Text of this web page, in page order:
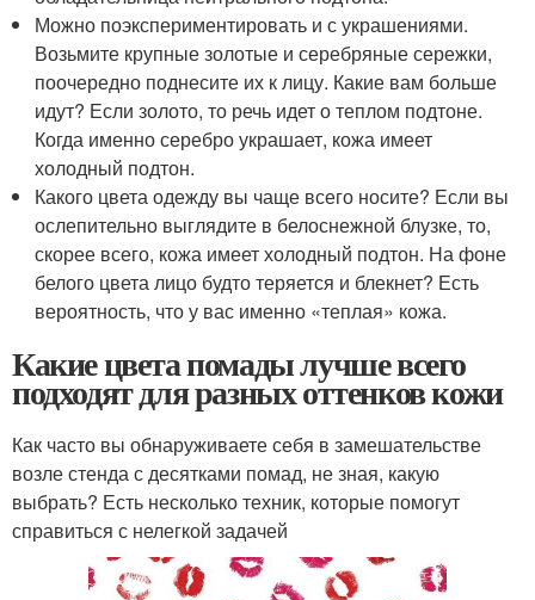
Можно поэкспериментировать и с украшениями.
Возьмите крупные золотые и серебряные сережки,
поочередно поднесите их к лицу. Какие вам больше
идут? Если золото, то речь идет о теплом подтоне.
Когда именно серебро украшает, кожа имеет
холодный подтон.
Какого цвета одежду вы чаще всего носите? Если вы
ослепительно выглядите в белоснежной блузке, то,
скорее всего, кожа имеет холодный подтон. На фоне
белого цвета лицо будто теряется и блекнет? Есть
вероятность, что у вас именно «теплая» кожа.
Какие цвета помады лучше всего
подходят для разных оттенков кожи
Как часто вы обнаруживаете себя в замешательстве
возле стенда с десятками помад, не зная, какую
выбрать? Есть несколько техник, которые помогут
справиться с нелегкой задачей